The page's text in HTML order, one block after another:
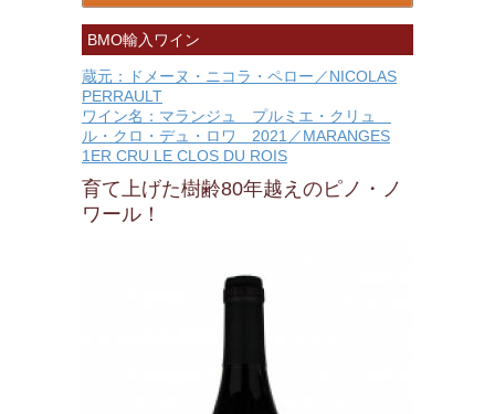
BMO輸入ワイン
蔵元：ドメーヌ・ニコラ・ペロー／NICOLAS
PERRAULT
ワイン名：マランジュ プルミエ・クリュ
ル・クロ・デュ・ロワ 2021／MARANGES
1ER CRU LE CLOS DU ROIS
育て上げた樹齢80年越えのピノ・ノ
ワール！